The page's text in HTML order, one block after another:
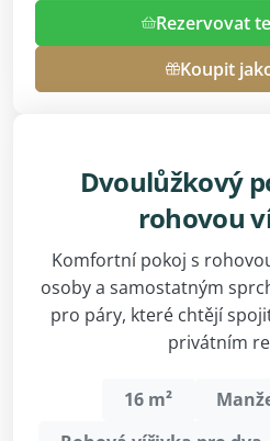
Rezervovat
Koupit
Dvoulůžkový
rohovou
Komfortní pokoj s
osoby a samostatným
pro páry, které chtějí
privátním
16 m²